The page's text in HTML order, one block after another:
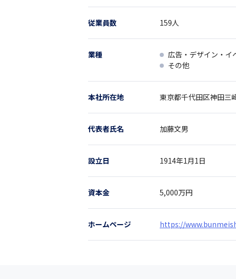
従業員数 159人
業種
広告・デザイン・イ
その他
本社所在地 東京都千代田区神田三
代表者氏名 加藤文男
設立日 1914年1月1日
資本金 5,000万円
ホームページ https://